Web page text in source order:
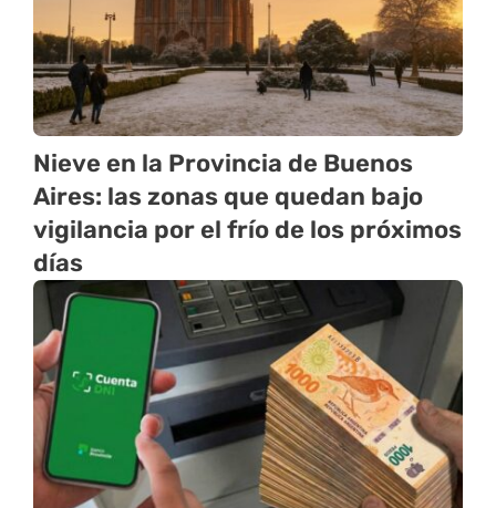
Nieve en la Provincia de Buenos
Aires: las zonas que quedan bajo
vigilancia por el frío de los próximos
días